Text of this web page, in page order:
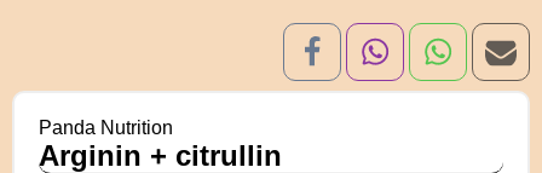
Panda Nutrition
Arginin + citrullin